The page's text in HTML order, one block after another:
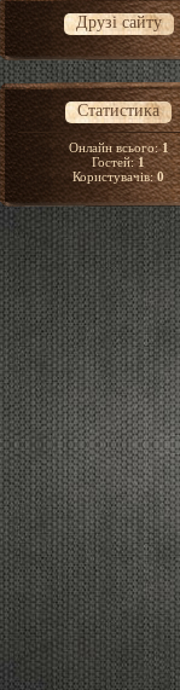
Друзі сайту
Статистика
Онлайн всього:1
Гостей:1
Користувачів:0